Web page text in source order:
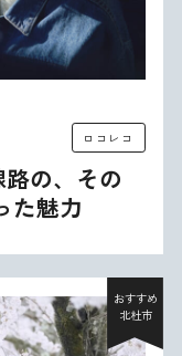
ロコレコ
の、その
た魅力
おすすめ
北杜市